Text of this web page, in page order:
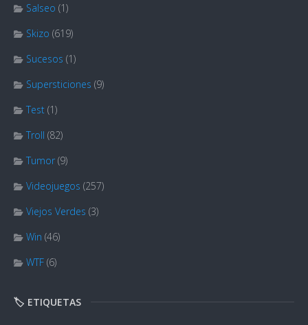
Salseo (1)
Skizo (619)
Sucesos (1)
Supersticiones (9)
Test (1)
Troll (82)
Tumor (9)
Videojuegos (257)
Viejos Verdes (3)
Win (46)
WTF (6)
🏷️ ETIQUETAS